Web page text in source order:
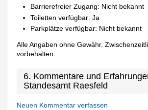
Barrierefreier Zugang: Nicht bekannt
Toiletten verfügbar: Ja
Parkplätze verfügbar: Nicht bekannt
Alle Angaben ohne Gewähr.
vorbehalten.
6. Kommentare und
Standesamt Raesfeld
Neuen Kommentar verfassen